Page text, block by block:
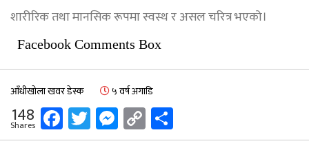
शारीरिक तथा मानसिक रूपमा स्वस्थ र असल चरित्र भएको।
Facebook Comments Box
आँधीखोला खवर डेस्क ५ वर्ष अगाडि
148
Shares Facebook
Twitter
Messenger
Copy
Link